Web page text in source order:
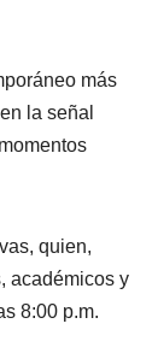
más
la señal
quien,
académicos y
8:00 p.m.